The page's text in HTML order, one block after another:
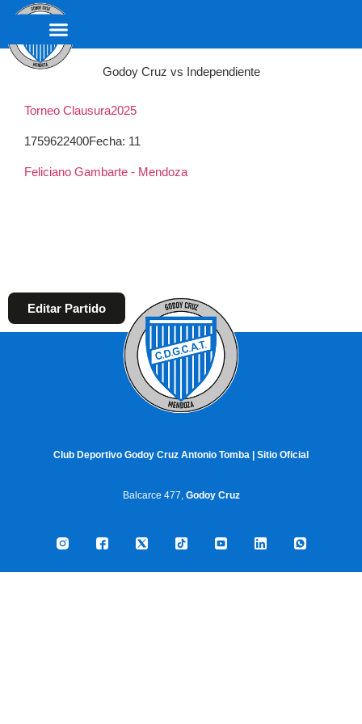
Godoy Cruz vs Independiente
Torneo Clausura2025
1759622400Fecha: 11
Feliciano Gambarte - Mendoza
Editar Partido
Club Deportivo Godoy Cruz Antonio Tomba | Sitio Oficial
Balcarce 477, Godoy Cruz